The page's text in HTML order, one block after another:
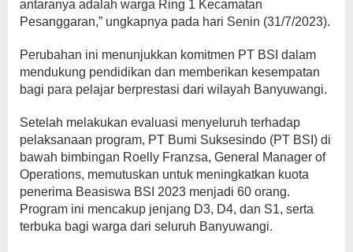
antaranya adalah warga Ring 1 Kecamatan
Pesanggaran,” ungkapnya pada hari Senin (31/7/2023).
Perubahan ini menunjukkan komitmen PT BSI dalam
mendukung pendidikan dan memberikan kesempatan
bagi para pelajar berprestasi dari wilayah Banyuwangi.
Setelah melakukan evaluasi menyeluruh terhadap
pelaksanaan program, PT Bumi Suksesindo (PT BSI) di
bawah bimbingan Roelly Franzsa, General Manager of
Operations, memutuskan untuk meningkatkan kuota
penerima Beasiswa BSI 2023 menjadi 60 orang.
Program ini mencakup jenjang D3, D4, dan S1, serta
terbuka bagi warga dari seluruh Banyuwangi.